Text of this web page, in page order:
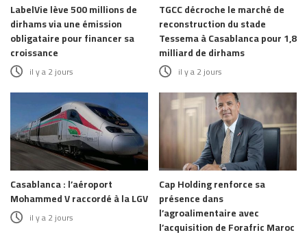
LabelVie lève 500 millions de
dirhams via une émission
obligataire pour financer sa
croissance
il y a 2 jours
TGCC décroche le marché de
reconstruction du stade
Tessema à Casablanca pour 1,8
milliard de dirhams
il y a 2 jours
Casablanca : l’aéroport
Mohammed V raccordé à la LGV
il y a 2 jours
Cap Holding renforce sa
présence dans
l’agroalimentaire avec
l’acquisition de Forafric Maroc